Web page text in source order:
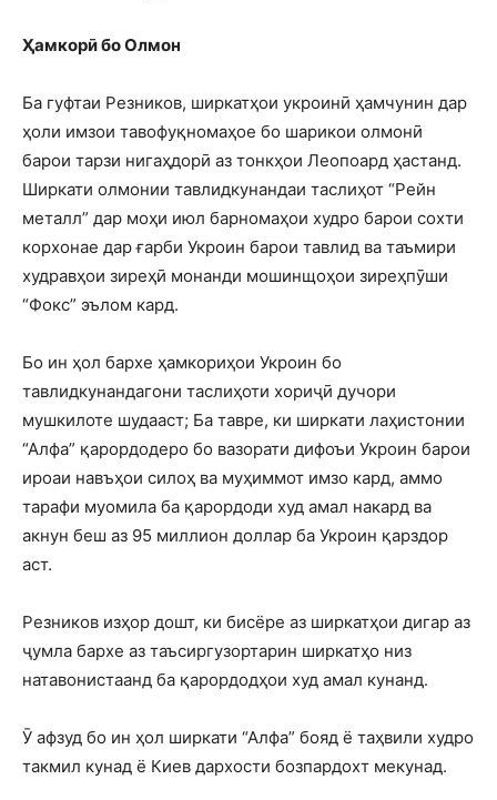
Ҳамкорӣ бо Олмон
Ба гуфтаи Резников, ширкатҳои укроинӣ ҳамчунин дар
ҳоли имзои тавофуқномаҳое бо шарикои олмонӣ
барои тарзи нигаҳдорӣ аз тонкҳои Леопоард ҳастанд.
Ширкати олмонии тавлидкунандаи таслиҳот “Рейн
металл” дар моҳи июл барномаҳои худро барои сохти
корхонае дар ғарби Укроин барои тавлид ва таъмири
худравҳои зиреҳӣ монанди мошинщоҳои зиреҳпӯши
“Фокс” эълом кард.
Бо ин ҳол бархе ҳамкориҳои Укроин бо
тавлидкунандагони таслиҳоти хориҷӣ дучори
мушкилоте шудааст; Ба тавре, ки ширкати лаҳистонии
“Алфа” қарордодеро бо вазорати дифоъи Укроин барои
ироаи навъҳои силоҳ ва муҳиммот имзо кард, аммо
тарафи муомила ба қарордоди худ амал накард ва
акнун беш аз 95 миллион доллар ба Укроин қарздор
аст.
Резников изҳор дошт, ки бисёре аз ширкатҳои дигар аз
ҷумла бархе аз таъсиргузортарин ширкатҳо низ
натавонистаанд ба қарордодҳои худ амал кунанд.
Ӯ афзуд бо ин ҳол ширкати “Алфа” бояд ё таҳвили худро
такмил кунад ё Киев дархости бозпардохт мекунад.